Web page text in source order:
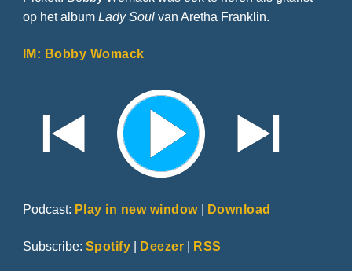
op het album Lady Soulvan Aretha Franklin.
IM: Bobby Womack
Podcast: Play in new window| Download
Subscribe: Spotify | Deezer | RSS